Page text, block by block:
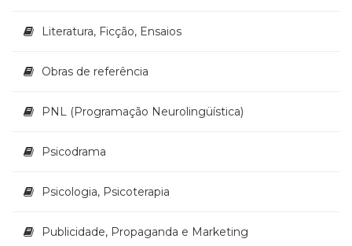
Literatura, Ficção, Ensaios
Obras de referência
PNL (Programação Neurolingüística)
Psicodrama
Psicologia, Psicoterapia
Publicidade, Propaganda e Marketing